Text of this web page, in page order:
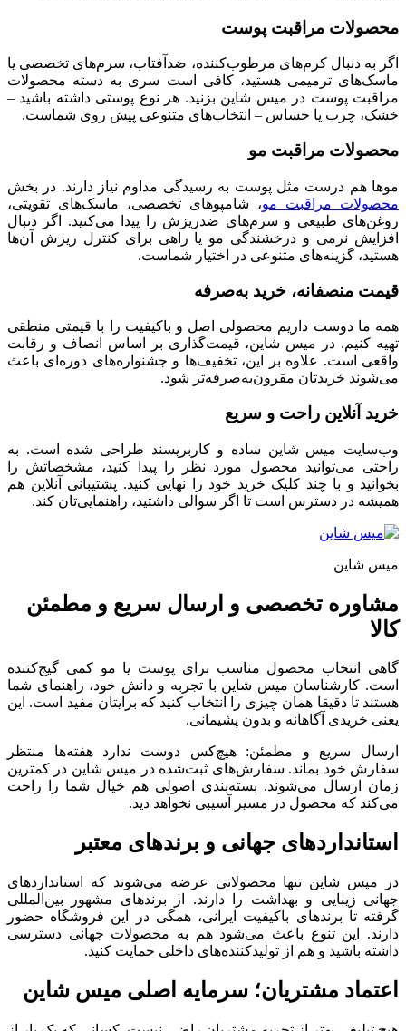
محصولات مراقبت پوست
اگر به دنبال کرم‌های مرطوب‌کننده، ضدآفتاب، سرم‌های تخصصی یا
ماسک‌های ترمیمی هستید، کافی است سری به دسته محصولات
مراقبت پوست در میس شاین بزنید. هر نوع پوستی داشته باشید –
خشک، چرب یا حساس – انتخاب‌های متنوعی پیش روی شماست.
محصولات مراقبت مو
موها هم درست مثل پوست به رسیدگی مداوم نیاز دارند. در بخش
محصولات مراقبت مو، شامپوهای تخصصی، ماسک‌های تقویتی،
روغن‌های طبیعی و سرم‌های ضدریزش را پیدا می‌کنید. اگر دنبال
افزایش نرمی و درخشندگی مو یا راهی برای کنترل ریزش آن‌ها
هستید، گزینه‌های متنوعی در اختیار شماست.
قیمت منصفانه، خرید به‌صرفه
همه ما دوست داریم محصولی اصل و باکیفیت را با قیمتی منطقی
تهیه کنیم. در میس شاین، قیمت‌گذاری بر اساس انصاف و رقابت
واقعی است. علاوه بر این، تخفیف‌ها و جشنواره‌های دوره‌ای باعث
می‌شوند خریدتان مقرون‌به‌صرفه‌تر شود.
خرید آنلاین راحت و سریع
وب‌سایت میس شاین ساده و کاربرپسند طراحی شده است. به
راحتی می‌توانید محصول مورد نظر را پیدا کنید، مشخصاتش را
بخوانید و با چند کلیک خرید خود را نهایی کنید. پشتیبانی آنلاین هم
همیشه در دسترس است تا اگر سوالی داشتید، راهنمایی‌تان کند.
میس شاین
مشاوره تخصصی و ارسال سریع و مطمئن
کالا
گاهی انتخاب محصول مناسب برای پوست یا مو کمی گیج‌کننده
است. کارشناسان میس شاین با تجربه و دانش خود، راهنمای شما
هستند تا دقیقا همان چیزی را انتخاب کنید که برایتان مفید است. این
یعنی خریدی آگاهانه و بدون پشیمانی.
ارسال سریع و مطمئن: هیچ‌کس دوست ندارد هفته‌ها منتظر
سفارش خود بماند. سفارش‌های ثبت‌شده در میس شاین در کمترین
زمان ارسال می‌شوند. بسته‌بندی اصولی هم خیال شما را راحت
می‌کند که محصول در مسیر آسیبی نخواهد دید.
استانداردهای جهانی و برندهای معتبر
در میس شاین تنها محصولاتی عرضه می‌شوند که استانداردهای
جهانی زیبایی و بهداشت را دارند. از برندهای مشهور بین‌المللی
گرفته تا برندهای باکیفیت ایرانی، همگی در این فروشگاه حضور
دارند. این تنوع باعث می‌شود هم به محصولات جهانی دسترسی
داشته باشید و هم از تولیدکننده‌های داخلی حمایت کنید.
اعتماد مشتریان؛ سرمایه اصلی میس شاین